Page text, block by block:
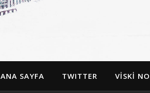
ANA SAYFA TWITTER VİSKİ